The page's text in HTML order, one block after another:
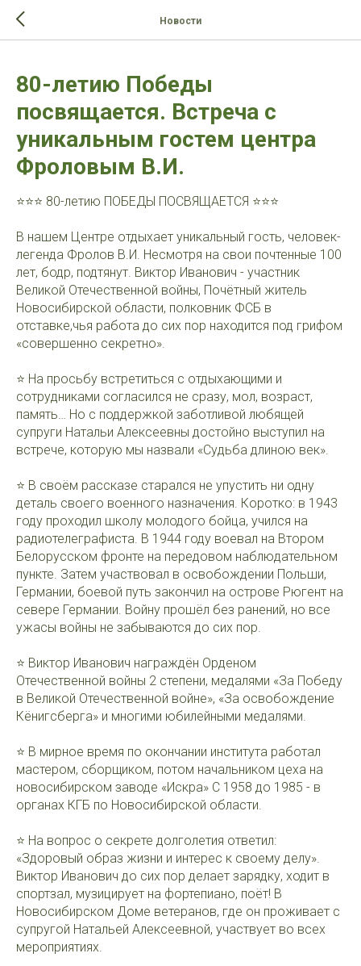
Новости
80-летию Победы
посвящается. Встреча с
уникальным гостем центра
Фроловым В.И.
⭐️⭐️⭐️ 80-летию ПОБЕДЫ ПОСВЯЩАЕТСЯ ⭐️⭐️⭐️
В нашем Центре отдыхает уникальный гость, человек-
легенда Фролов В.И. Несмотря на свои почтенные 100
лет, бодр, подтянут. Виктор Иванович - участник
Великой Отечественной войны, Почётный житель
Новосибирской области, полковник ФСБ в
отставке,чья работа до сих пор находится под грифом
«совершенно секретно».
⭐️ На просьбу встретиться с отдыхающими и
сотрудниками согласился не сразу, мол, возраст,
память… Но с поддержкой заботливой любящей
супруги Натальи Алексеевны достойно выступил на
встрече, которую мы назвали «Судьба длиною век».
⭐️ В своём рассказе старался не упустить ни одну
деталь своего военного назначения. Коротко: в 1943
году проходил школу молодого бойца, учился на
радиотелеграфиста. В 1944 году воевал на Втором
Белорусском фронте на передовом наблюдательном
пункте. Затем участвовал в освобождении Польши,
Германии, боевой путь закончил на острове Рюгент на
севере Германии. Войну прошёл без ранений, но все
ужасы войны не забываются до сих пор.
⭐️ Виктор Иванович награждён Орденом
Отечественной войны 2 степени, медалями «За Победу
в Великой Отечественной войне», «За освобождение
Кёнигсберга» и многими юбилейными медалями.
⭐️ В мирное время по окончании института работал
мастером, сборщиком, потом начальником цеха на
новосибирском заводе «Искра» С 1958 до 1985 - в
органах КГБ по Новосибирской области.
⭐️ На вопрос о секрете долголетия ответил:
«Здоровый образ жизни и интерес к своему делу».
Виктор Иванович до сих пор делает зарядку, ходит в
спортзал, музицирует на фортепиано, поёт! В
Новосибирском Доме ветеранов, где он проживает с
супругой Натальей Алексеевной, участвует во всех
мероприятиях.